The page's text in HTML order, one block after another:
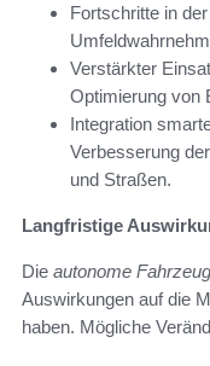
Fortschritte in
Verstärkter
Optimierung von
Integration
Verbesserung
und Straßen.
Langfristige
Die autonome
Auswirkungen auf die
haben. Mögliche